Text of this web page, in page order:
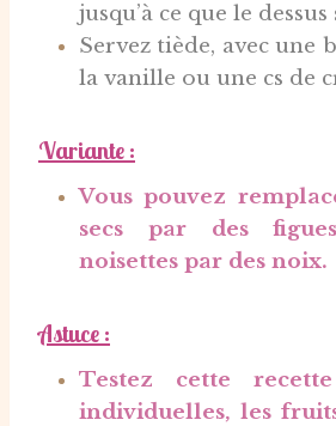
jusqu’à ce que le
Servez tiède, avec une
la vanille ou une cs de
Variante :
Vous pouvez
secs par des
noisettes par des noix.
Astuce :
Testez cette
individuelles, les